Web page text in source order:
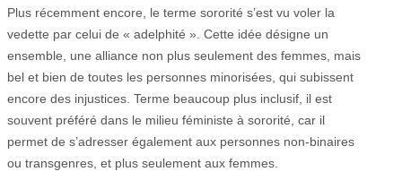
Plus récemment encore, le terme sororité s’est vu voler la
vedette par celui de « adelphité ». Cette idée désigne un
ensemble, une alliance non plus seulement des femmes, mais
bel et bien de toutes les personnes minorisées, qui subissent
encore des injustices. Terme beaucoup plus inclusif, il est
souvent préféré dans le milieu féministe à sororité, car il
permet de s’adresser également aux personnes non-binaires
ou transgenres, et plus seulement aux femmes.